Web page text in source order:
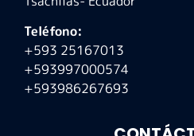
Teléfono:
+593 25167013
+593997000574
+593986267693